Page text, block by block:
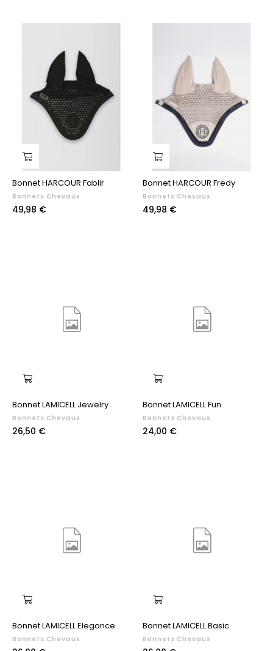
Bonnet HARCOUR Fablir
Bonnets Chevaux
Prix
49,98 €
Bonnet HARCOUR Fredy
Bonnets Chevaux
Prix
49,98 €
Bonnet LAMICELL Jewelry
Bonnets Chevaux
Prix
26,50 €
Bonnet LAMICELL Fun
Bonnets Chevaux
Prix
24,00 €
Bonnet LAMICELL Elegance
Bonnets Chevaux
Bonnet LAMICELL Basic
Bonnets Chevaux